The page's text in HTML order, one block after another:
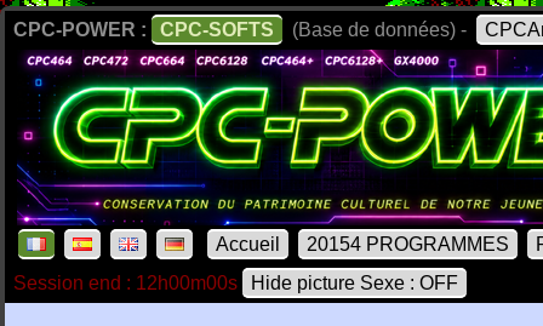
CPC-POWER : CPC-SOFTS (Base de données) -
Accueil 20154 PROGRAMMES
Session end : 12h00m00s
Hide picture Sexe : OFF